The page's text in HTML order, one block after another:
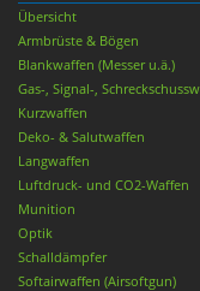
Übersicht
Armbrüste & Bögen
Blankwaffen (Messer u.ä.)
Gas-, Signal-,
Kurzwaffen
Deko- & Salutwaffen
Langwaffen
Luftdruck- und CO2-Waffen
Munition
Optik
Schalldämpfer
Softairwaffen (Airsoftgun)